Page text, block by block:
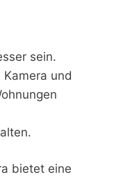
sein.
und
bietet eine